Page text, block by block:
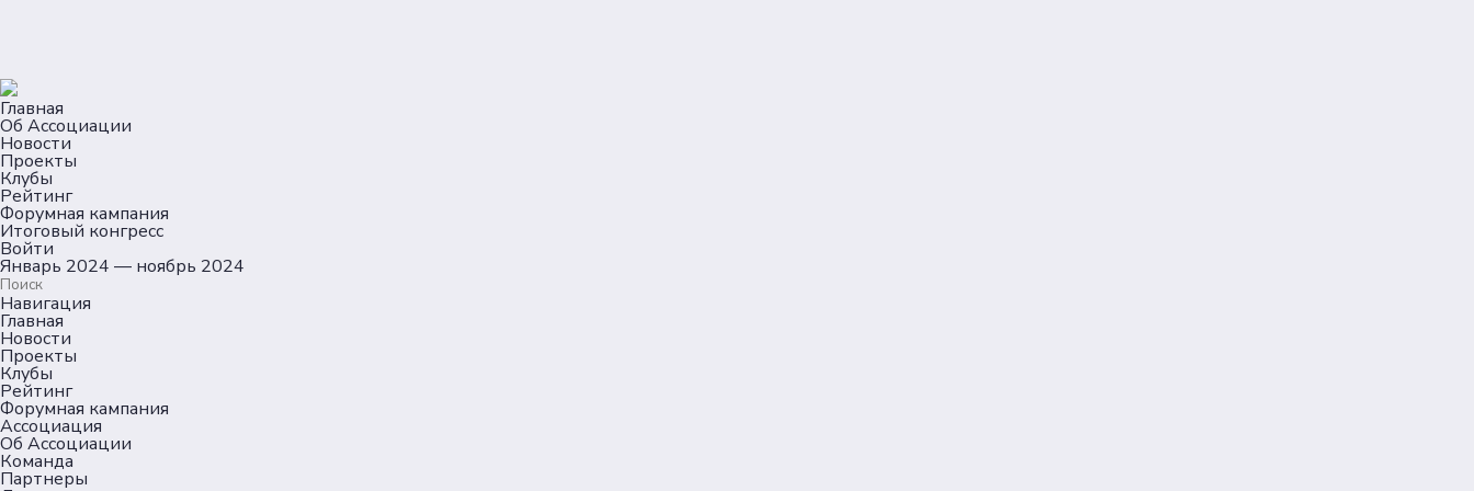
Главная
Об Ассоциации
Новости
Проекты
Клубы
Рейтинг
Форумная кампания
Итоговый конгресс
Войти
Январь 2024 — ноябрь 2024
Навигация
Главная
Новости
Проекты
Клубы
Рейтинг
Форумная кампания
Ассоциация
Об Ассоциации
Команда
Партнеры